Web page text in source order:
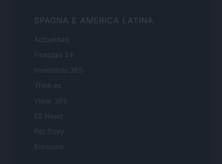
SPAGNA E AMERICA LATINA
Actualidad
Finanzas 24
Investindo 365
Think.es
Viajar 365
ES Newz
Pet Story
Encocina